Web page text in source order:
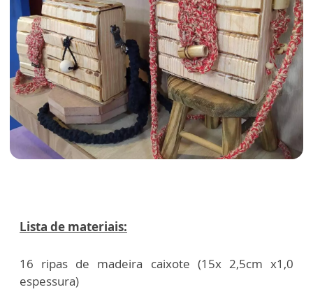
Lista de materiais:
16 ripas de madeira caixote (15x 2,5cm x1,0
espessura)